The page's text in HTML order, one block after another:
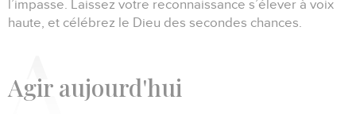
l’impasse. Laissez votre reconnaissance s’élever à voix
haute, et célébrez le Dieu des secondes chances.
Agir aujourd'hui